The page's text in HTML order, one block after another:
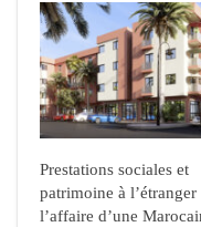
Prestations sociales et
patrimoine à l’étranger
l’affaire d’une